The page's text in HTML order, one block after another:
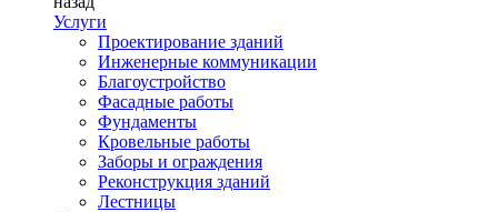
Услуги
Проектирование зданий
Инженерные коммуникации
Благоустройство
Фасадные работы
Фундаменты
Кровельные работы
Заборы и ограждения
Реконструкция зданий
Лестницы